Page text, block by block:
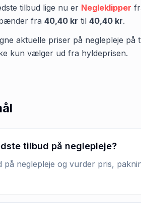
tilbud lige nu er Negleklipper
fra 40,40 kr til 40,40 kr.
aktuelle priser på neglepleje
kun vælger ud fra hyldeprisen.
tilbud på neglepleje?
på neglepleje og vurder pris,